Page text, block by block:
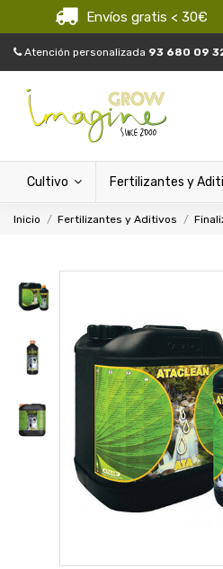
Envíos gratis < 30€
Atención personalizada 93 680 09
Cultivo Fertilizantes y
Inicio Fertilizantes y Aditivos